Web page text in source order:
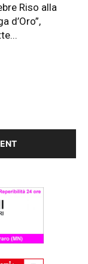
Riso alla
d’Oro”,